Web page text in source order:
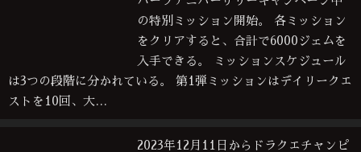
の特別ミッション開始。 各ミッション
をクリアすると、合計で6000ジェムを
入手できる。 ミッションスケジュール
は3つの段階に分かれている。 第1弾ミッションはデイリークエ
ストを10回、大…
2023年12月11日からドラクエチャンピ